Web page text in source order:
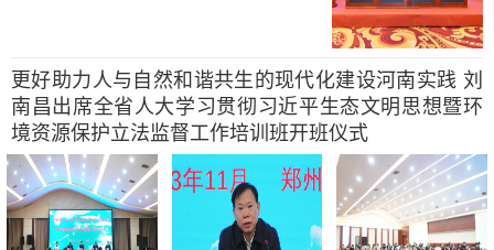
更好助力人与自然和谐共生的现代化建设河南实践 刘
南昌出席全省人大学习贯彻习近平生态文明思想暨环
境资源保护立法监督工作培训班开班仪式